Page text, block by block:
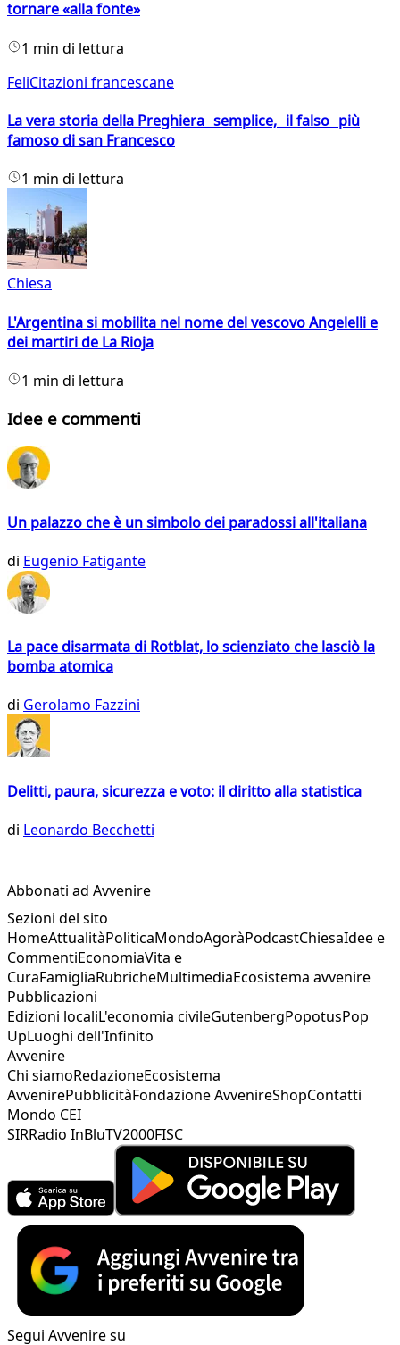
tornare «alla fonte»
1 min di lettura
FeliCitazioni francescane
La vera storia della Preghiera semplice, il falso più
famoso di san Francesco
1 min di lettura
Chiesa
L'Argentina si mobilita nel nome del vescovo Angelelli e
dei martiri de La Rioja
1 min di lettura
Idee e commenti
Un palazzo che è un simbolo dei paradossi all'italiana
di Eugenio Fatigante
La pace disarmata di Rotblat, lo scienziato che lasciò la
bomba atomica
di Gerolamo Fazzini
Delitti, paura, sicurezza e voto: il diritto alla statistica
di Leonardo Becchetti
Abbonati ad Avvenire
Sezioni del sito
HomeAttualitàPoliticaMondoAgoràPodcastChiesaIdee e
CommentiEconomiaVita e
CuraFamigliaRubricheMultimediaEcosistema avvenire
Pubblicazioni
Edizioni localiL'economia civileGutenbergPopotusPop
UpLuoghi dell'Infinito
Avvenire
Chi siamoRedazioneEcosistema
AvvenirePubblicitàFondazione AvvenireShopContatti
Mondo CEI
SIRRadio InBluTV2000FISC
Segui Avvenire su